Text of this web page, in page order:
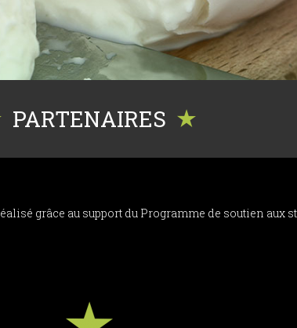
PARTENAIRES
grâce au support du Programme de soutien aux